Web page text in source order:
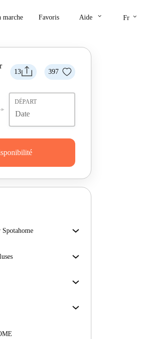
marche Favoris Aide keyboard_arrow_down Fr keyboard_arrow_down
13 397
DÉPART
Spotahome
tu vois dans l'annonce.
l'annonce pour voir
et une qualité haut de
propriétaire